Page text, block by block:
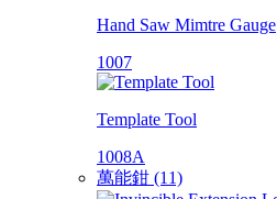
Hand Saw Mimtre Gauge
1007
Template Tool
1008A
萬能鉗 (11)